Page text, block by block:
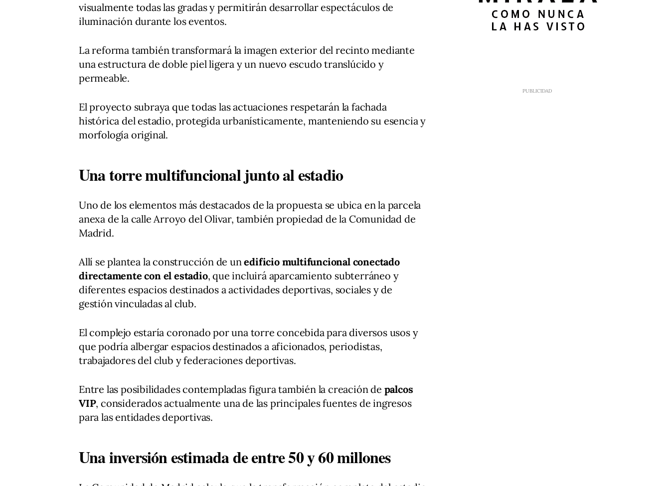
visualmente todas las gradas y permitirán desarrollar espectáculos de
iluminación durante los eventos.
La reforma también transformará la imagen exterior del recinto mediante
una estructura de doble piel ligera y un nuevo escudo translúcido y
permeable.
El proyecto subraya que todas las actuaciones respetarán la fachada
histórica del estadio, protegida urbanísticamente, manteniendo su esencia y
morfología original.
Una torre multifuncional junto al estadio
Uno de los elementos más destacados de la propuesta se ubica en la parcela
anexa de la calle Arroyo del Olivar, también propiedad de la Comunidad de
Madrid.
Allí se plantea la construcción de unedificio multifuncional conectado
directamente con el estadio, que incluirá aparcamiento subterráneo y
diferentes espacios destinados a actividades deportivas, sociales y de
gestión vinculadas al club.
El complejo estaría coronado por una torre concebida para diversos usos y
que podría albergar espacios destinados a aficionados, periodistas,
trabajadores del club y federaciones deportivas.
Entre las posibilidades contempladas figura también la creación de palcos
VIP, considerados actualmente una de las principales fuentes de ingresos
para las entidades deportivas.
Una inversión estimada de entre 50 y 60 millones